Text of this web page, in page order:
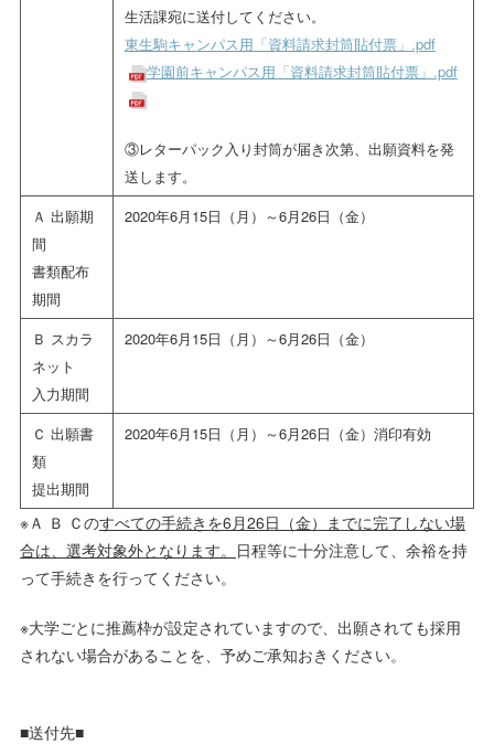
生活課宛に送付してください。
東生駒キャンパス用「資料請求封筒貼付票」.pdf
学園前キャンパス用「資料請求封筒貼付票」.pdf
③レターパック入り封筒が届き次第、出願資料を発
送します。
Ａ 出願期
間
書類配布
期間
2020年6月15日（月）～6月26日（金）
Ｂ スカラ
ネット
入力期間
2020年6月15日（月）～6月26日（金）
Ｃ 出願書
類
提出期間
2020年6月15日（月）～6月26日（金）消印有効
※Ａ Ｂ Ｃのすべての手続きを6 月26日（金）までに完了しない場
合は、選考対象外となります。 日程等に十分注意して、余裕を持
って手続きを行ってください。
※大学ごとに推薦枠が設定されていますので、出願されても採用
されない場合があることを、予めご承知おきください。
■送付先■